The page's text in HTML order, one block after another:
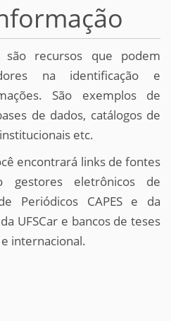
recursos que podem
na identificação e
São exemplos de
de dados, catálogos de
etc.
encontrará links de fontes
gestores eletrônicos de
Periódicos CAPES e da
UFSCar e bancos de teses
internacional.